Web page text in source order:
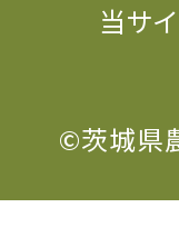
当サ
©茨城県